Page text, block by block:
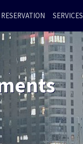
RESERVATION SERVICES